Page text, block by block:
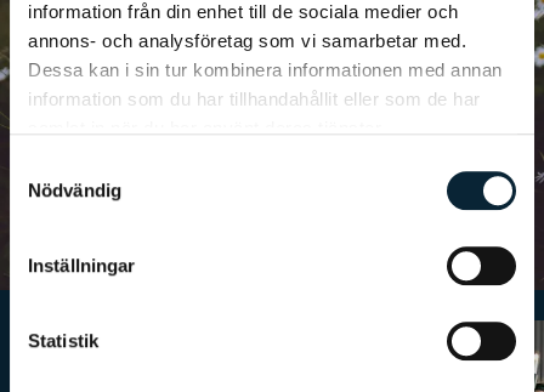
information från din enhet till de sociala medier och
annons- och analysföretag som vi samarbetar med.
Dessa kan i sin tur kombinera informationen med annan
information som du har tillhandahållit eller som de har
Nödvändig
Inställningar
Statistik
Traditioner
& gemenskap